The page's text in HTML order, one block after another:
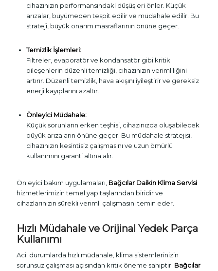
cihazınızın performansındaki düşüşleri önler. Küçük
arızalar, büyümeden tespit edilir ve müdahale edilir. Bu
strateji, büyük onarım masraflarının önüne geçer.
Temizlik İşlemleri:
Filtreler, evaporatör ve kondansatör gibi kritik
bileşenlerin düzenli temizliği, cihazınızın verimliliğini
artırır. Düzenli temizlik, hava akışını iyileştirir ve gereksiz
enerji kayıplarını azaltır.
Önleyici Müdahale:
Küçük sorunların erken teşhisi, cihazınızda oluşabilecek
büyük arızaların önüne geçer. Bu müdahale stratejisi,
cihazınızın kesintisiz çalışmasını ve uzun ömürlü
kullanımını garanti altına alır.
Önleyici bakım uygulamaları, Bağcılar Daikin Klima Servisi
hizmetlerimizin temel yapıtaşlarından biridir ve
cihazlarınızın sürekli verimli çalışmasını temin eder.
Hızlı Müdahale ve Orijinal Yedek Parça
Kullanımı
Acil durumlarda hızlı müdahale, klima sistemlerinizin
sorunsuz çalışması açısından kritik öneme sahiptir. Bağcılar